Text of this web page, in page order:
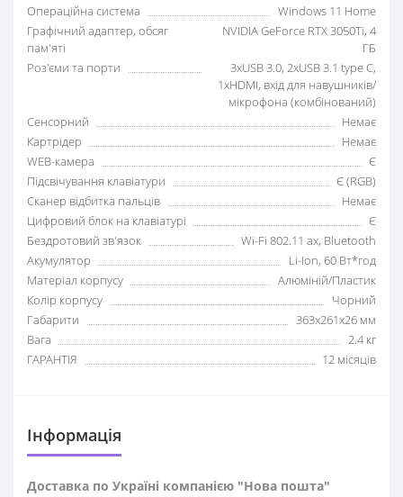
Операційна система
Windows 11 Home
Графічний адаптер, обсяг
пам'яті
NVIDIA GeForce RTX 3050Ti, 4
ГБ
Роз'єми та порти
3xUSB 3.0, 2xUSB 3.1 type C,
1xHDMI, вхід для навушників/
мікрофона (комбінований)
Сенсорний
Немає
Картрідер
Немає
WEB-камера
Є
Підсвічування клавіатури
Є (RGB)
Сканер відбитка пальців
Немає
Цифровий блок на клавіатурі
Є
Бездротовий зв'язок
Wi-Fi 802.11 ax, Bluetooth
Акумулятор
Li-Ion, 60 Вт*год
Матеріал корпусу
Алюміній/Пластик
Колір корпусу
Чорний
Габарити
363x261x26 мм
Вага
2.4 кг
ГАРАНТІЯ
12 місяців
Iнформація
Доставка по Україні компанією "Нова пошта"